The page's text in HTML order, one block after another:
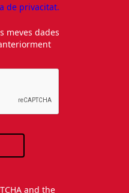
de privacitat.
meves dades
and the